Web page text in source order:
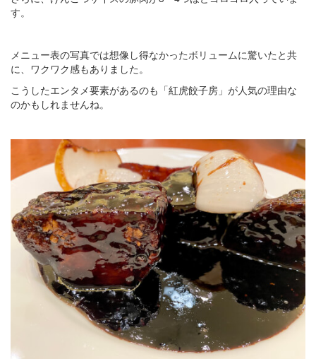
す。
メニュー表の写真では想像し得なかったボリュームに驚いたと共
に、ワクワク感もありました。
こうしたエンタメ要素があるのも「紅虎餃子房」が人気の理由な
のかもしれませんね。